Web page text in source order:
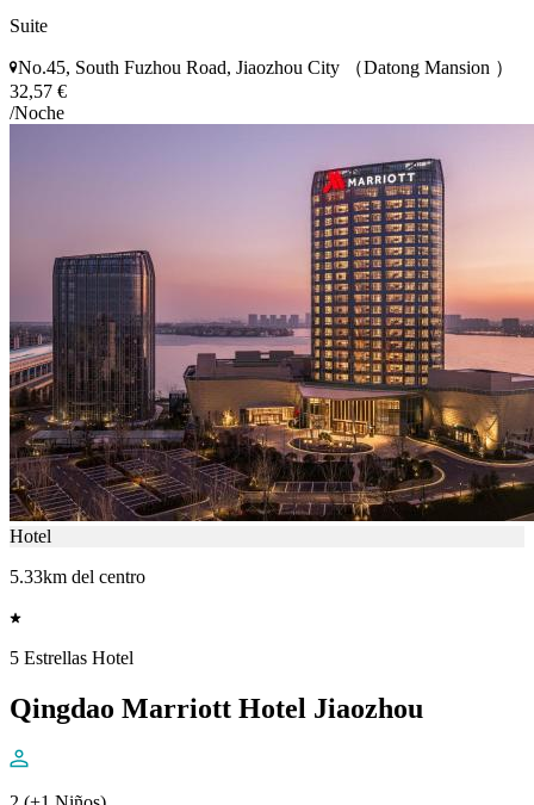
Suite
No.45, South Fuzhou Road, Jiaozhou City （Datong Mansion ）
32,57 €
/Noche
Hotel
5.33km del centro
5 Estrellas Hotel
Qingdao Marriott Hotel Jiaozhou